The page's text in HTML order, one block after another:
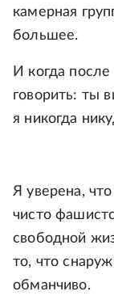
камерная
большее.
И когда
говорить: ты
я никогда
Я уверена,
чисто
свободной
то, что
обманчиво.